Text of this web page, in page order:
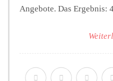
Angebote. Das Ergebnis: